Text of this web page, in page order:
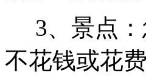
3、景点：
不花钱或花